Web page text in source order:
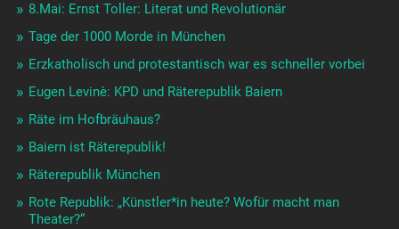
8.Mai: Ernst Toller: Literat und Revolutionär
Tage der 1000 Morde in München
Erzkatholisch und protestantisch war es schneller vorbei
Eugen Levinè: KPD und Räterepublik Baiern
Räte im Hofbräuhaus?
Baiern ist Räterepublik!
Räterepublik München
Rote Republik: „Künstler*in heute? Wofür macht man
Theater?“